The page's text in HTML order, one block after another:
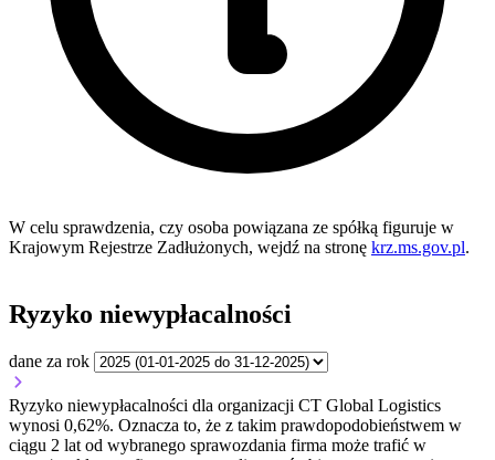
W celu sprawdzenia, czy osoba powiązana ze spółką figuruje w
Krajowym Rejestrze Zadłużonych, wejdź na stronę krz.ms.gov.pl.
Ryzyko niewypłacalności
dane za rok
Ryzyko niewypłacalności dla organizacji CT Global Logistics
wynosi 0,62%. Oznacza to, że z takim prawdopodobieństwem w
ciągu 2 lat od wybranego sprawozdania firma może trafić w